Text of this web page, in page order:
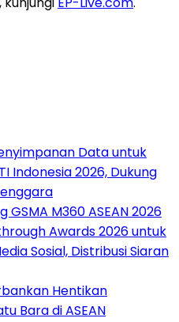
Data untuk
Indonesia 2026, Dukung
M360 ASEAN 2026
Awards 2026 untuk
Sosial, Distribusi Siaran
Hentikan
Bara di ASEAN